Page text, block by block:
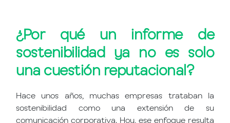
¿Por qué un informe de
sostenibilidad ya no es solo
una cuestión reputacional?
Hace unos años, muchas empresas trataban la
sostenibilidad como una extensión de su
comunicación corporativa. Hoy, ese enfoque resulta